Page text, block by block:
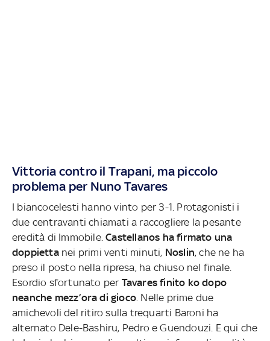
Vittoria contro il Trapani, ma piccolo
problema per Nuno Tavares
I biancocelesti hanno vinto per 3-1. Protagonisti i
due centravanti chiamati a raccogliere la pesante
eredità di Immobile.Castellanos ha firmato una
doppietta nei primi venti minuti, Noslin, che ne ha
preso il posto nella ripresa, ha chiuso nel finale.
Esordio sfortunato per Tavares finito ko dopo
neanche mezz’ora di gioco . Nelle prime due
amichevoli del ritiro sulla trequarti Baroni ha
alternato Dele-Bashiru, Pedro e Guendouzi. E qui che